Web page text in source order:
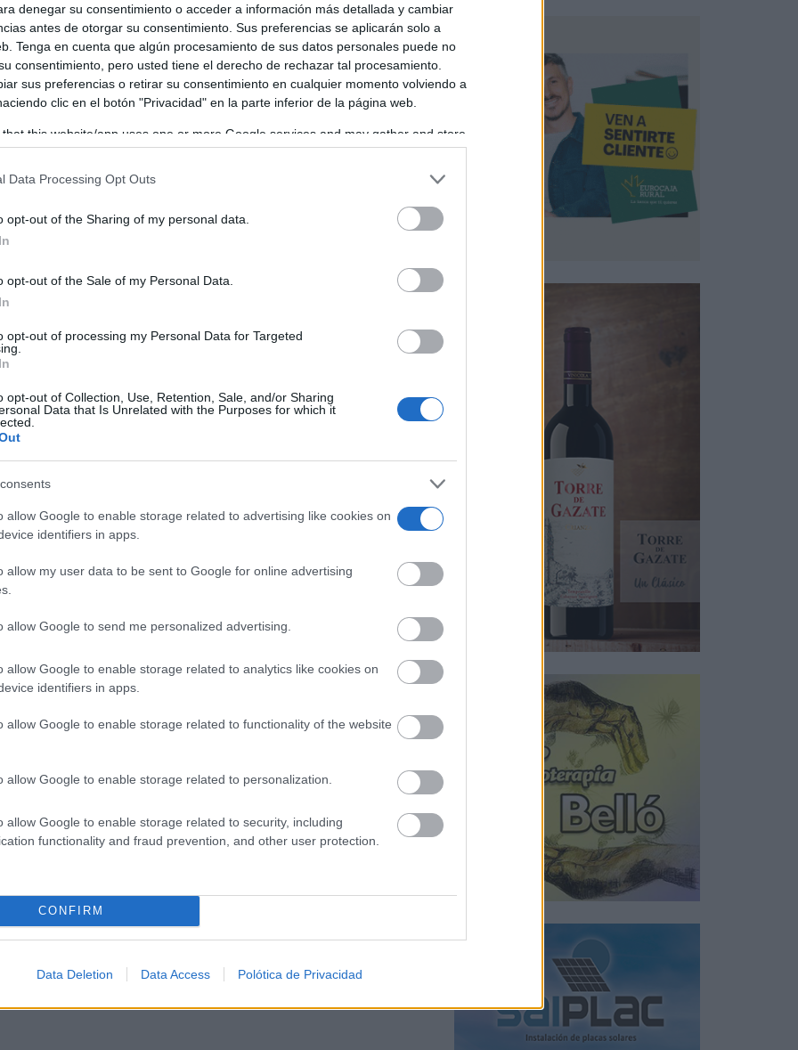
denegar su consentimiento o acceder a información más detallada y cambiar
antes de otorgar su consentimiento. Sus preferencias se aplicarán solo a
Tenga en cuenta que algún procesamiento de sus datos personales puede no
consentimiento, pero usted tiene el derecho de rechazar tal procesamiento.
sus preferencias o retirar su consentimiento en cualquier momento volviendo a
clic en el botón "Privacidad" en la parte inferior de la página web.
that this website/app uses one or more Google services and may gather and store
but not limited to your visit or usage behaviour. You may click to grant or
consent section.
Data Processing Opt Outs
opt-out of the Sharing of my personal data.
opt-out of the Sale of my Personal Data.
opt-out of processing my Personal Data for Targeted
opt-out of Collection, Use, Retention, Sale, and/or Sharing
Data that Is Unrelated with the Purposes for which it
allow Google to enable storage related to advertising like cookies on
identifiers in apps.
allow my user data to be sent to Google for online advertising
allow Google to send me personalized advertising.
allow Google to enable storage related to analytics like cookies on
identifiers in apps.
allow Google to enable storage related to functionality of the website
allow Google to enable storage related to personalization.
allow Google to enable storage related to security, including
functionality and fraud prevention, and other user protection.
CONFIRM
Data Deletion Data Access Polótica de Privacidad
y la cifra de ERTES afecta ya a más de 79.000 personas.
Real, Albacete, Cuenca y Guadalajara. Por sectores los
manufacturera. Es de todos sabido la importancia del
provincias, un sector muy castigado por la crisis